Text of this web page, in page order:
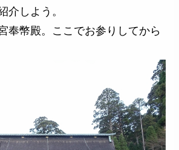
介しよう。
奉幣殿。ここでお参りしてから